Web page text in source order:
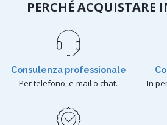
PERCHÉ ACQUISTARE
Consulenza professionale
Per telefono, e-mail o chat. In